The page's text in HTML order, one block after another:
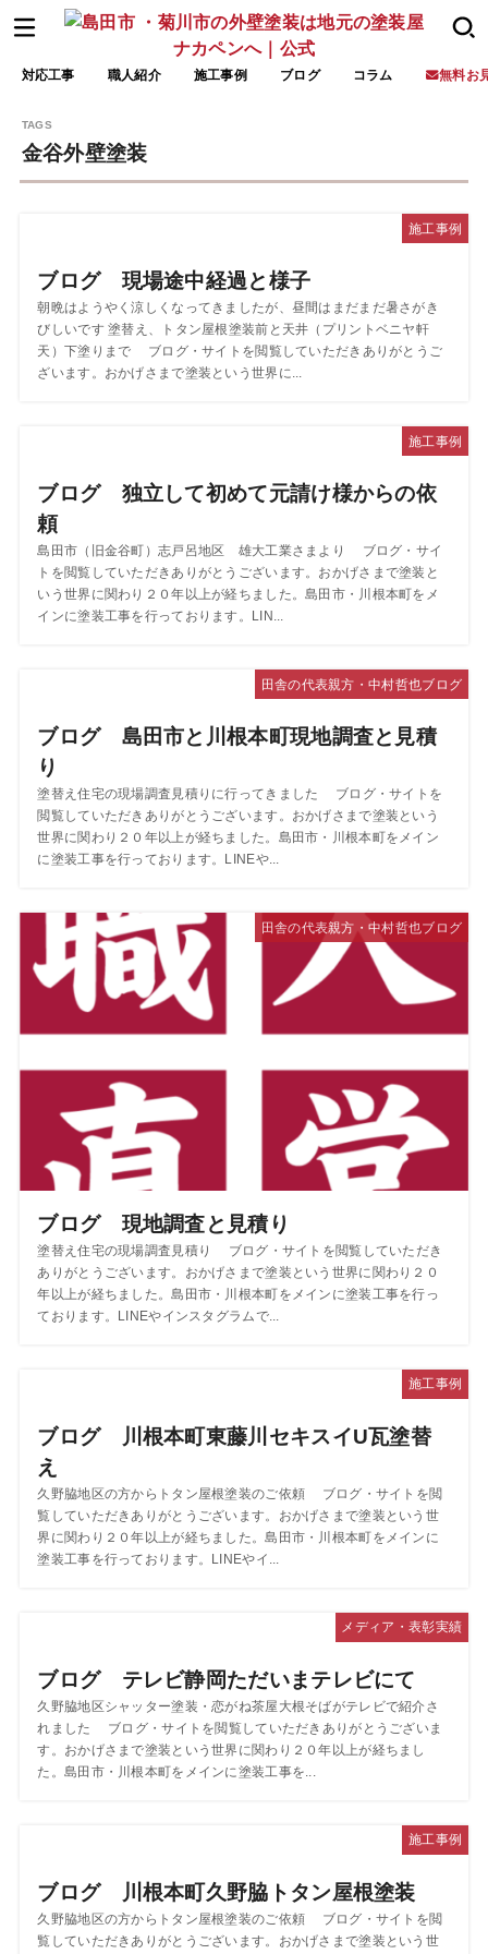
対応工事 職人紹介 施工事例 ブログ コラム 無料お
金谷外壁塗装
施工事例
ブログ 現場途中経過と様子
朝晩はようやく涼しくなってきましたが、昼間はまだまだ暑さがき
びしいです 塗替え、トタン屋根塗装前と天井（プリントベニヤ軒
天）下塗りまで ブログ・サイトを閲覧していただきありがとうご
ざいます。おかげさまで塗装という世界に...
施工事例
ブログ 独立して初めて元請け様からの依
頼
島田市（旧金谷町）志戸呂地区 雄大工業さまより ブログ・サイ
トを閲覧していただきありがとうございます。おかげさまで塗装と
いう世界に関わり２０年以上が経ちました。島田市・川根本町をメ
インに塗装工事を行っております。LIN...
田舎の代表親方・中村哲也ブログ
ブログ 島田市と川根本町現地調査と見積
り
塗替え住宅の現場調査見積りに行ってきました ブログ・サイトを
閲覧していただきありがとうございます。おかげさまで塗装という
世界に関わり２０年以上が経ちました。島田市・川根本町をメイン
に塗装工事を行っております。LINEや...
田舎の代表親方・中村哲也ブログ
ブログ 現地調査と見積り
塗替え住宅の現場調査見積り ブログ・サイトを閲覧していただき
ありがとうございます。おかげさまで塗装という世界に関わり２０
年以上が経ちました。島田市・川根本町をメインに塗装工事を行っ
ております。LINEやインスタグラムで...
施工事例
ブログ 川根本町東藤川セキスイU瓦塗替
え
久野脇地区の方からトタン屋根塗装のご依頼 ブログ・サイトを閲
覧していただきありがとうございます。おかげさまで塗装という世
界に関わり２０年以上が経ちました。島田市・川根本町をメインに
塗装工事を行っております。LINEやイ...
メディア・表彰実績
ブログ テレビ静岡ただいまテレビにて
久野脇地区シャッター塗装・恋がね茶屋大根そばがテレビで紹介さ
れました ブログ・サイトを閲覧していただきありがとうございま
す。おかげさまで塗装という世界に関わり２０年以上が経ちまし
た。島田市・川根本町をメインに塗装工事を...
施工事例
ブログ 川根本町久野脇トタン屋根塗装
久野脇地区の方からトタン屋根塗装のご依頼 ブログ・サイトを閲
覧していただきありがとうございます。おかげさまで塗装という世